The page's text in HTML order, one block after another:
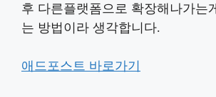
후 다른플랫폼으로 확장해나가는
는 방법이라 생각합니다.
애드포스트 바로가기